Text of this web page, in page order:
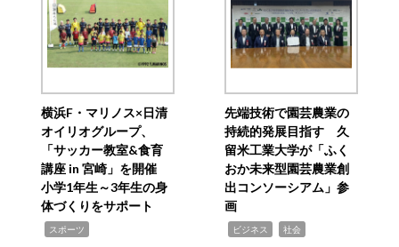
横浜F・マリノス×日清
オイリオグループ、
「サッカー教室&食育
講座 in 宮崎」を開催
小学1年生～3年生の身
体づくりをサポート
スポーツ
先端技術で園芸農業の
持続的発展目指す 久
留米工業大学が「ふく
おか未来型園芸農業創
出コンソーシアム」参
画
ビジネス 社会